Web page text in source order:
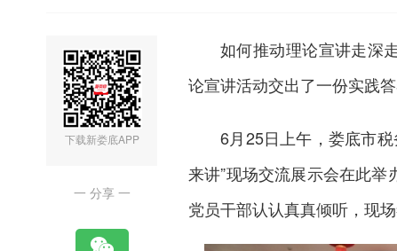
下载新娄底APP
一 分享 一
如何推动理论宣讲走深
论宣讲活动交出了一份实践答
6月25日上午，娄底市
来讲”现场交流展示会在此
党员干部认认真真倾听，现场